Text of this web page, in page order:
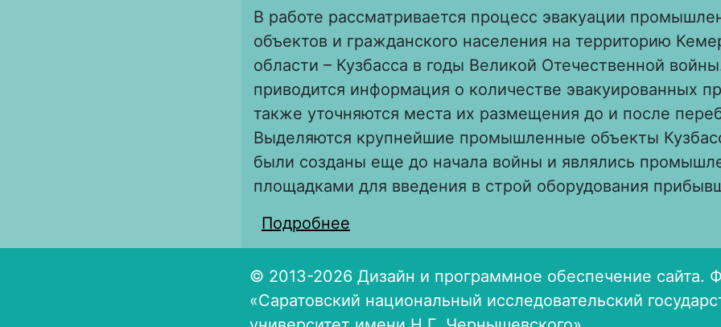
В работе рассматривается процесс эвакуации
объектов и гражданского населения на территорию
области – Кузбасса в годы Великой Отечественной
приводится информация о количестве эвакуированных
также уточняются места их размещения до и после
Выделяются крупнейшие промышленные объекты
были созданы еще до начала войны и являлись
площадками для введения в строй оборудования
Подробнее
территорию Кузбасса в годы Великой
© 2013-2026 Дизайн и программное обеспечение сайта.
«Саратовский национальный исследовательский